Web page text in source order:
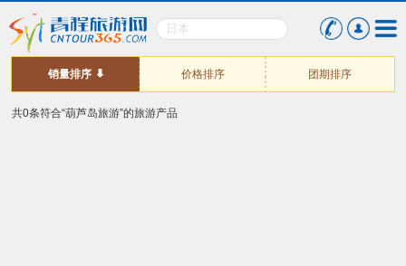
销量排序 价格排序 团期排序
共0条符合“葫芦岛旅游”的旅游产品